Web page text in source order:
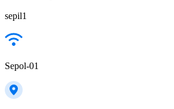
sepil1
Sepol-01